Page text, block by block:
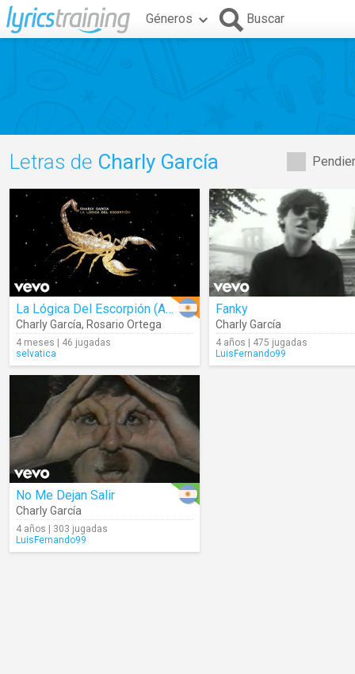
Géneros Buscar
Letras de Charly García
La Lógica Del Escorpión (Audio)
Charly García, Rosario Ortega
4 meses | 46 jugadas
selvatica
Fanky
Charly García
4 años | 475 jugadas
LuisFernando99
No Me Dejan Salir
Charly García
4 años | 303 jugadas
LuisFernando99